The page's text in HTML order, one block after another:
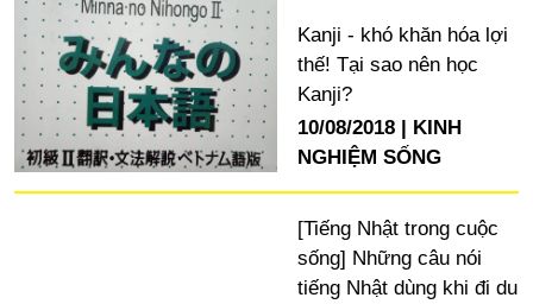
Kanji - khó khăn hóa lợi
thế! Tại sao nên học
Kanji?
10/08/2018
KINH
NGHIỆM SỐNG
[Tiếng Nhật trong cuộc
sống] Những câu nói
tiếng Nhật dùng khi đi du